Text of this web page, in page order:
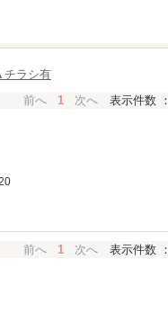
チラシ有
前へ 1 次へ 表示件数 ：
前へ 1 次へ 表示件数 ：